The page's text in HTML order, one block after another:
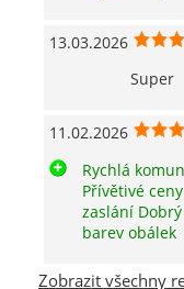
13.03.2026
Super
11.02.2026
Rychlá
Přívětivé
zaslání
barev obálek
Zobrazit všechny